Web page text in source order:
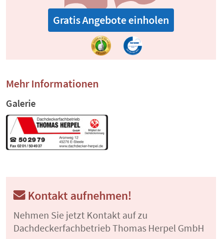
Gratis Angebote einholen
Mehr Informationen
Galerie
Kontakt aufnehmen!
Nehmen Sie jetzt Kontakt auf zu
Dachdeckerfachbetrieb Thomas Herpel GmbH